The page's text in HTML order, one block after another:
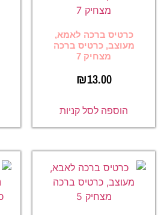
כרטיס ברכה לאמא,
מעוצב, כרטיס ברכה
מצחיק 7
₪13.00
הוספה לסל קניות